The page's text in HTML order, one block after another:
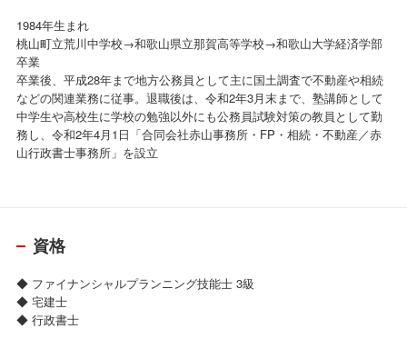
1984年生まれ
桃山町立荒川中学校→和歌山県立那賀高等学校→和歌山大学経済学部
卒業
卒業後、平成28年まで地方公務員として主に国土調査で不動産や相続
などの関連業務に従事。退職後は、令和2年3月末まで、塾講師として
中学生や高校生に学校の勉強以外にも公務員試験対策の教員として勤
務し、令和2年4月1日「合同会社赤山事務所・FP・相続・不動産／赤
山行政書士事務所」を設立
資格
◆ ファイナンシャルプランニング技能士 3級
◆ 宅建士
◆ 行政書士